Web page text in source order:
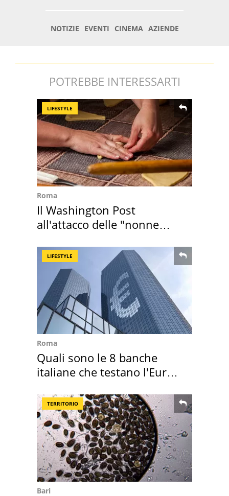
POTREBBE INTERESSARTI
LIFESTYLE
Roma
Il Washington Post
all'attacco delle "nonne
LIFESTYLE
Roma
Quali sono le 8 banche
italiane che testano l'Euro
TERRITORIO
Bari